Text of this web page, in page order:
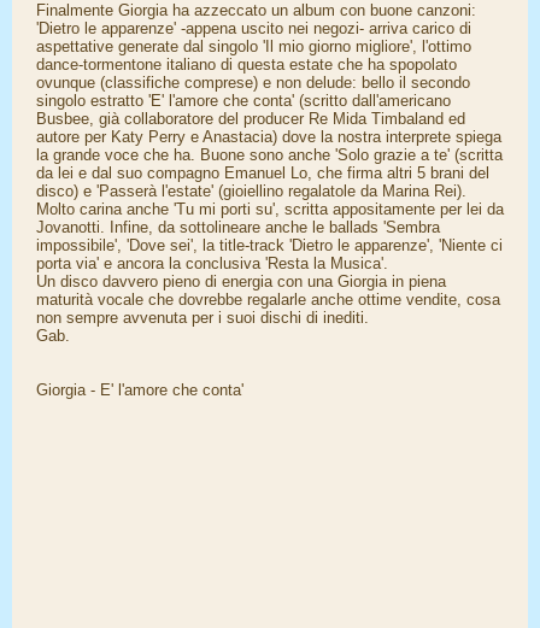
Finalmente Giorgia ha azzeccato un album con buone canzoni:
'Dietro le apparenze' -appena uscito nei negozi- arriva carico di
aspettative generate dal singolo 'Il mio giorno migliore', l'ottimo
dance-tormentone italiano di questa estate che ha spopolato
ovunque (classifiche comprese) e non delude: bello il secondo
singolo estratto 'E' l'amore che conta' (scritto dall'americano
Busbee, già collaboratore del producer Re Mida Timbaland ed
autore per Katy Perry e Anastacia) dove la nostra interprete spiega
la grande voce che ha. Buone sono anche 'Solo grazie a te' (scritta
da lei e dal suo compagno Emanuel Lo, che firma altri 5 brani del
disco) e 'Passerà l'estate' (gioiellino regalatole da Marina Rei).
Molto carina anche 'Tu mi porti su', scritta appositamente per lei da
Jovanotti. Infine, da sottolineare anche le ballads 'Sembra
impossibile', 'Dove sei', la title-track 'Dietro le apparenze', 'Niente ci
porta via' e ancora la conclusiva 'Resta la Musica'.
Un disco davvero pieno di energia con una Giorgia in piena
maturità vocale che dovrebbe regalarle anche ottime vendite, cosa
non sempre avvenuta per i suoi dischi di inediti.
Gab.
Giorgia - E' l'amore che conta'